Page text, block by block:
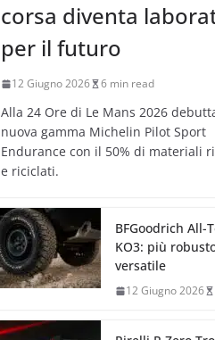
corsa diventa
per il futuro
12 Giugno 2026 6 min read
Alla 24 Ore di Le Mans 2026
nuova gamma Michelin Pilot Sport
Endurance con il 50% di materiali
e riciclati.
BFGoodrich All-
KO3: più
versatile
12 Giugno 2026